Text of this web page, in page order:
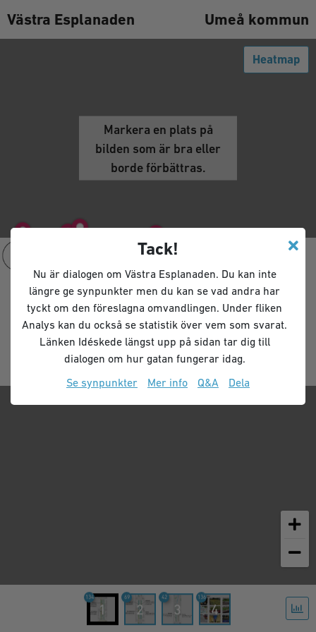
Västra Esplanaden Umeå kommun
Markera en plats på
bilden som är bra eller
borde förbättras.
Markera en plats på
bilden som är bra eller
borde förbättras.
Markera en plats på
bilden som är bra eller
borde förbättras.
Markera en plats på
bilden som är bra eller
borde förbättras.
134
1
69
2
42
3
136
4
Tack!
Nu är dialogen om Västra Esplanaden. Du kan inte
längre ge synpunkter men du kan se vad andra har
tyckt om den föreslagna omvandlingen. Under fliken
Analys kan du också se statistik över vem som svarat.
Länken Idéskede längst upp på sidan tar dig till
dialogen om hur gatan fungerar idag.
Se synpunkter
Mer info Q&A Dela
Heatmap